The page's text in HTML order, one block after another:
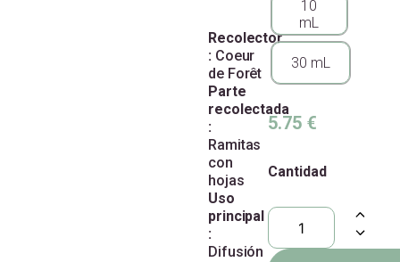
Recolector
: Coeur
de Forêt
Parte
recolectada
:
Ramitas
con
hojas
Uso
principal
:
Difusión
10
mL
30 mL
5.75 €
Cantidad